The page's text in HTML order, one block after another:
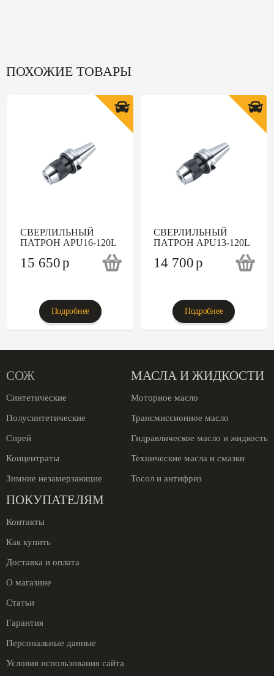
ПОХОЖИЕ ТОВАРЫ
СВЕРЛИЛЬНЫЙ
ПАТРОН APU16-120L
15 650p
Подробнее
СВЕРЛИЛЬНЫЙ
ПАТРОН APU13-120L
14 700p
Подробнее
СОЖ
Синтетические
Полусинтетические
Спрей
Концентраты
Зимние незамерзающие
МАСЛА И ЖИДКОСТИ
Моторное масло
Трансмиссионное масло
Гидравлическое масло и жидкость
Технические масла и смазки
Тосол и антифриз
ПОКУПАТЕЛЯМ
Контакты
Как купить
Доставка и оплата
О магазине
Статьи
Гарантия
Персональные данные
Условия использования сайта